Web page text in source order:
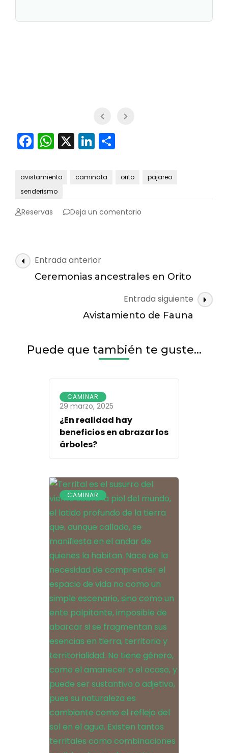
Facebook
WhatsApp
X LinkedIn
avistamiento caminata orito
pajareo
senderismo
Reservas Deja un comentario
Navegación
de
Entrada anterior
Ceremonias ancestrales en Orito
Entrada siguiente
Avistamiento de Fauna
Puede que también te guste...
CAMINAR
29 marzo, 2025
¿En realidad hay
beneficios en abrazar los
árboles?
CAMINAR